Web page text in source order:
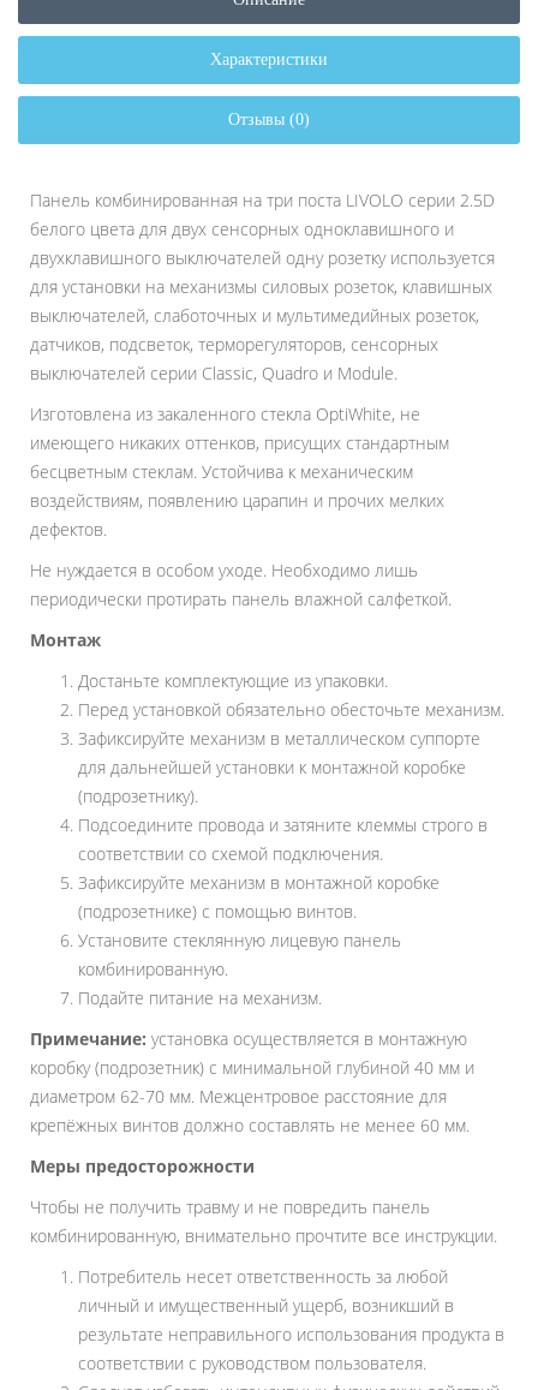
Характеристики
Отзывы (0)
Панель комбинированная на три поста LIVOLO серии 2.5D
белого цвета для двух сенсорных одноклавишного и
двухклавишного выключателей одну розетку используется
для установки на механизмы силовых розеток, клавишных
выключателей, слаботочных и мультимедийных розеток,
датчиков, подсветок, терморегуляторов, сенсорных
выключателей серии Classic, Quadro и Module.
Изготовлена из закаленного стекла OptiWhite, не
имеющего никаких оттенков, присущих стандартным
бесцветным стеклам. Устойчива к механическим
воздействиям, появлению царапин и прочих мелких
дефектов.
Не нуждается в особом уходе. Необходимо лишь
периодически протирать панель влажной салфеткой.
Монтаж
Достаньте комплектующие из упаковки.
Перед установкой обязательно обесточьте механизм.
Зафиксируйте механизм в металлическом суппорте
для дальнейшей установки к монтажной коробке
(подрозетнику).
Подсоедините провода и затяните клеммы строго в
соответствии со схемой подключения.
Зафиксируйте механизм в монтажной коробке
(подрозетнике) с помощью винтов.
Установите стеклянную лицевую панель
комбинированную.
Подайте питание на механизм.
Примечание: установка осуществляется в монтажную
коробку (подрозетник) с минимальной глубиной 40 мм и
диаметром 62-70 мм. Межцентровое расстояние для
крепёжных винтов должно составлять не менее 60 мм.
Меры предосторожности
Чтобы не получить травму и не повредить панель
комбинированную, внимательно прочтите все инструкции.
Потребитель несет ответственность за любой
личный и имущественный ущерб, возникший в
результате неправильного использования продукта в
соответствии с руководством пользователя.